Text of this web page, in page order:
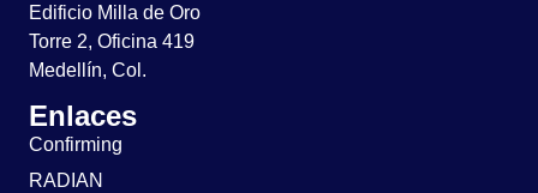
Edificio Milla de Oro
Torre 2, Oficina 419
Medellín, Col.
Enlaces
Confirming
RADIAN